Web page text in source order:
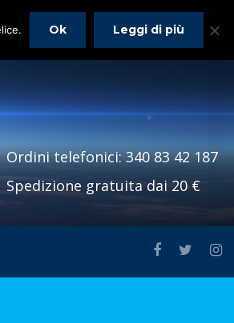
Ordini telefonici: 340 83 42 187
Spedizione gratuita dai 20 €
Ok Leggi di più